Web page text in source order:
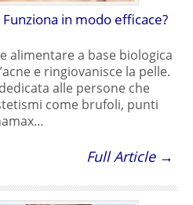
in modo efficace?
alimentare a base biologica
e ringiovanisce la pelle.
alle persone che
come brufoli, punti
Full Article →